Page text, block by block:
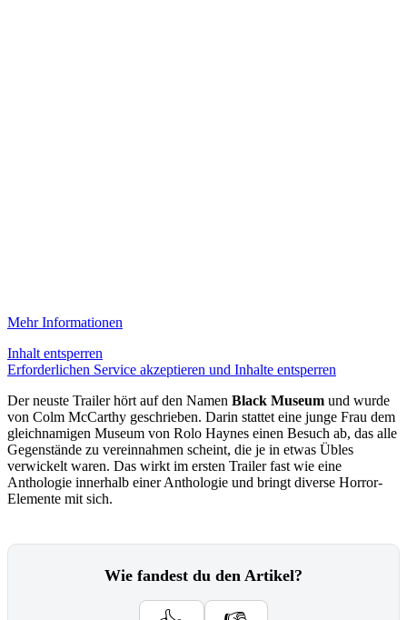
Mehr Informationen
Inhalt entsperren
Erforderlichen Service akzeptieren und Inhalte entsperren
Der neuste Trailer hört auf den Namen Black Museum und wurde
von Colm McCarthy geschrieben. Darin stattet eine junge Frau dem
gleichnamigen Museum von Rolo Haynes einen Besuch ab, das alle
Gegenstände zu vereinnahmen scheint, die je in etwas Übles
verwickelt waren. Das wirkt im ersten Trailer fast wie eine
Anthologie innerhalb einer Anthologie und bringt diverse Horror-
Elemente mit sich.
Wie fandest du den Artikel?